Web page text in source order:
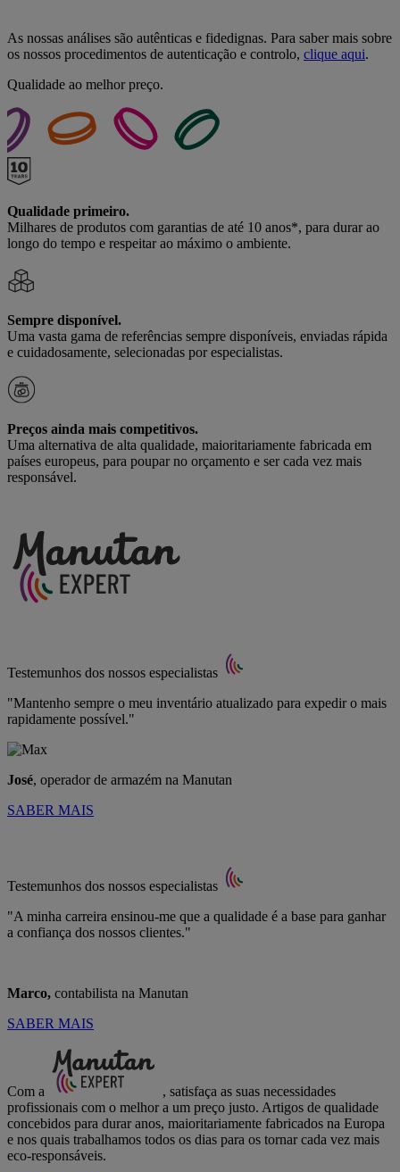
As nossas análises são autênticas e fidedignas. Para saber mais sobre
os nossos procedimentos de autenticação e controlo, clique aqui.
Qualidade ao melhor preço.
Qualidade primeiro.
Milhares de produtos com garantias de até 10 anos*, para durar ao
longo do tempo e respeitar ao máximo o ambiente.
Sempre disponível.
Uma vasta gama de referências sempre disponíveis, enviadas rápida
e cuidadosamente, selecionadas por especialistas.
Preços ainda mais competitivos.
Uma alternativa de alta qualidade, maioritariamente fabricada em
países europeus, para poupar no orçamento e ser cada vez mais
responsável.
Testemunhos dos nossos especialistas
"Mantenho sempre o meu inventário atualizado para expedir o mais
rapidamente possível."
José, operador de armazém na Manutan
SABER MAIS
Testemunhos dos nossos especialistas
"A minha carreira ensinou-me que a qualidade é a base para ganhar
a confiança dos nossos clientes."
Marco, contabilista na Manutan
SABER MAIS
Com a
, satisfaça as suas necessidades
profissionais com o melhor a um preço justo. Artigos de qualidade
concebidos para durar anos, maioritariamente fabricados na Europa
e nos quais trabalhamos todos os dias para os tornar cada vez mais
eco-responsáveis.